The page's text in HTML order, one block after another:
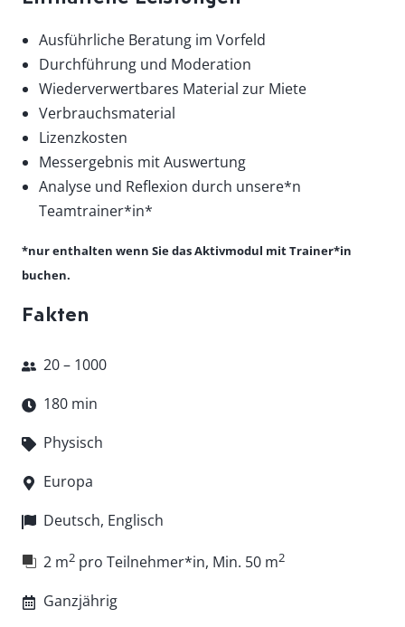
Ausführliche Beratung im Vorfeld
Durchführung und Moderation
Wiederverwertbares Material zur Miete
Verbrauchsmaterial
Lizenzkosten
Messergebnis mit Auswertung
Analyse und Reflexion durch unsere*n
Teamtrainer*in*
*nur enthalten wenn Sie das Aktivmodul mit Trainer*in
buchen.
Fakten
20 – 1000
180 min
Physisch
Europa
Deutsch, Englisch
2 m2 pro Teilnehmer*in, Min. 50 m2
Ganzjährig